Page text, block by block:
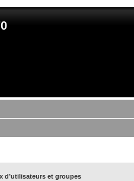
d’utilisateurs et groupes